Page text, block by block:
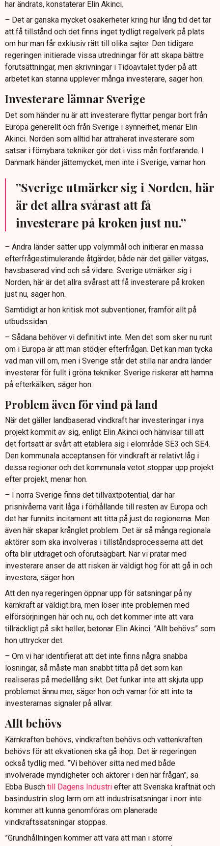
har ändrats, konstaterar Elin Akinci.
– Det är ganska mycket osäkerheter kring hur lång tid det tar
att få tillstånd och det finns inget tydligt regelverk på plats
om hur man får exklusiv rätt till olika sajter. Den tidigare
regeringen initierade vissa utredningar för att skapa bättre
förutsättningar, men skrivningar i Tidöavtalet tyder på att
arbetet kan stanna upplever många investerare, säger hon.
Investerare lämnar Sverige
Det som händer nu är att investerare flyttar pengar bort från
Europa generellt och från Sverige i synnerhet, menar Elin
Akinci. Norden som alltid har attraherat investerare som
satsar i förnybara tekniker gör det i viss mån fortfarande. I
Danmark händer jättemycket, men inte i Sverige, varnar hon.
”Sverige utmärker sig i Norden, här
är det allra svårast att få
investerare på kroken just nu.”
– Andra länder sätter upp volymmål och initierar en massa
efterfrågestimulerande åtgärder, både när det gäller vätgas,
havsbaserad vind och så vidare. Sverige utmärker sig i
Norden, här är det allra svårast att få investerare på kroken
just nu, säger hon.
Samtidigt är hon kritisk mot subventioner, framför allt på
utbudssidan.
– Sådana behöver vi definitivt inte. Men det som sker nu runt
om i Europa är att man stödjer efterfrågan. Det kan man tycka
vad man vill om, men i Sverige står det stilla när andra länder
investerar för fullt i gröna tekniker. Sverige riskerar att hamna
på efterkälken, säger hon.
Problem även för vind på land
När det gäller landbaserad vindkraft har investeringar i nya
projekt kommit av sig, enligt Elin Akinci och hänvisar till att
det fortsatt är svårt att etablera sig i elområde SE3 och SE4.
Den kommunala acceptansen för vindkraft är relativt låg i
dessa regioner och det kommunala vetot stoppar upp projekt
efter projekt, menar hon.
– I norra Sverige finns det tillväxtpotential, där har
prisnivåerna varit låga i förhållande till resten av Europa och
det har funnits incitament att titta på just de regionerna. Men
även här skapar krånglet problem. Det är så många regionala
aktörer som ska involveras i tillståndsprocesserna att det
ofta blir utdraget och oförutsägbart. När vi pratar med
investerare anser de att risken är väldigt hög för att gå in och
investera, säger hon.
Att den nya regeringen öppnar upp för satsningar på ny
kärnkraft är väldigt bra, men löser inte problemen med
elförsörjningen här och nu, och det kommer inte att vara
tillräckligt på sikt heller, betonar Elin Akinci. ”Allt behövs” som
hon uttrycker det.
– Om vi har identifierat att det inte finns några snabba
lösningar, så måste man snabbt titta på det som kan
realiseras på medellång sikt. Det funkar inte att skjuta upp
problemet ännu mer, säger hon och varnar för att inte ta
investerarnas signaler på allvar.
Allt behövs
Kärnkraften behövs, vindkraften behövs och vattenkraften
behövs för att ekvationen ska gå ihop. Det är regeringen
också tydlig med. ”Vi behöver sitta ned med både
involverade myndigheter och aktörer i den här frågan”, sa
Ebba Busch till Dagens Industri efter att Svenska kraftnät och
basindustrin slog larm om att industrisatsningar i norr inte
kommer att kunna genomföras om planerade
vindkraftssatsningar stoppas.
”Grundhållningen kommer att vara att man i större